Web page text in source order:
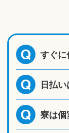
Q すぐに
Q 日払
Q 寮は個